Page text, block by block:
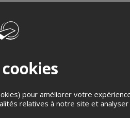
pour améliorer votre
relatives à notre site et analyser